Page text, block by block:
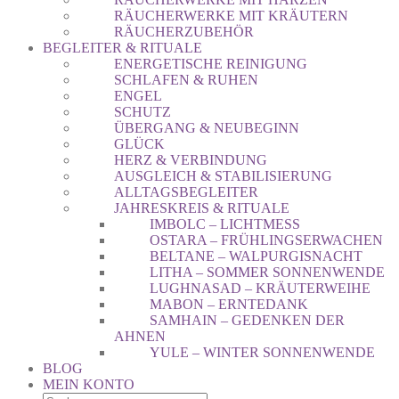
RÄUCHERWERKE MIT KRÄUTERN
RÄUCHERZUBEHÖR
BEGLEITER & RITUALE
ENERGETISCHE REINIGUNG
SCHLAFEN & RUHEN
ENGEL
SCHUTZ
ÜBERGANG & NEUBEGINN
GLÜCK
HERZ & VERBINDUNG
AUSGLEICH & STABILISIERUNG
ALLTAGSBEGLEITER
JAHRESKREIS & RITUALE
IMBOLC – LICHTMESS
OSTARA – FRÜHLINGSERWACHEN
BELTANE – WALPURGISNACHT
LITHA – SOMMER SONNENWENDE
LUGHNASAD – KRÄUTERWEIHE
MABON – ERNTEDANK
SAMHAIN – GEDENKEN DER
AHNEN
YULE – WINTER SONNENWENDE
BLOG
MEIN KONTO